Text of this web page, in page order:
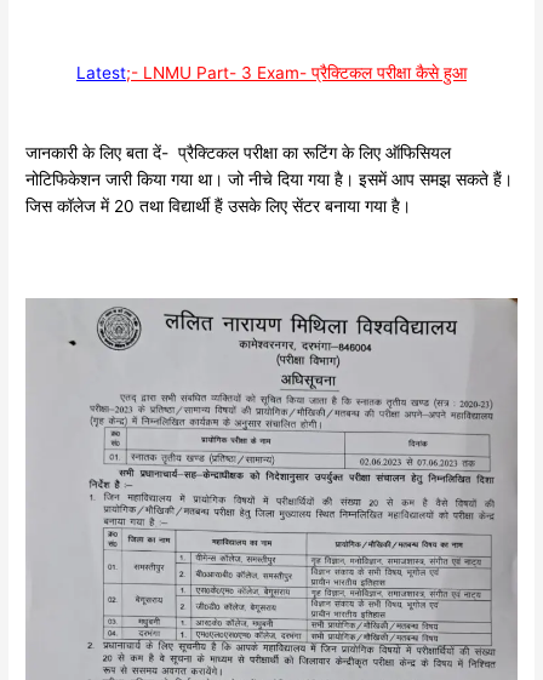
Latest;- LNMU Part- 3 Exam- प्रैक्टिकल परीक्षा कैसे हुआ
जानकारी के लिए बता दें- प्रैक्टिकल परीक्षा का रूटिंग के लिए ऑफिसियल
नोटिफिकेशन जारी किया गया था। जो नीचे दिया गया है। इसमें आप समझ सकते हैं।
जिस कॉलेज में 20 तथा विद्यार्थी हैं उसके लिए सेंटर बनाया गया है।